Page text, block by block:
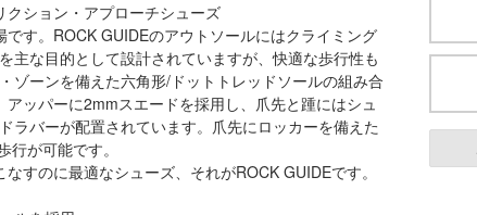
ション・アプローチシューズ
す。ROCK GUIDEのアウトソールにはクライミング
主な目的として設計されていますが、快適な歩行性も
ゾーンを備えた六角形/ドットトレッドソールの組み合
ッパーに2mmスエードを採用し、爪先と踵にはシュ
ラバーが配置されています。爪先にロッカーを備えた
が可能です。
すのに最適なシューズ、それがROCK GUIDEです。